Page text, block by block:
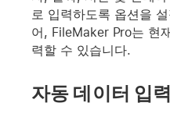
로 입력하도록 옵션을
어, FileMaker Pro는 현
력할 수 있습니다.
자동 데이터 입